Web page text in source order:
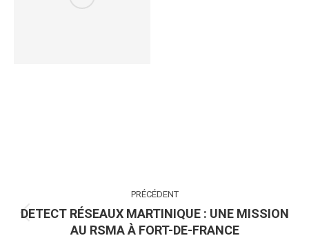
ARTICLE
PRÉCÉDENT
Article
DETECT RÉSEAUX MARTINIQUE : UNE MISSION
AU RSMA À FORT-DE-FRANCE